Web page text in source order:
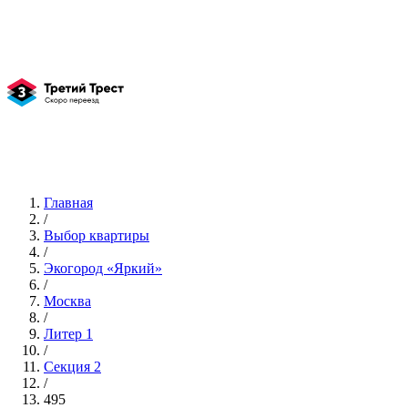
Главная
/
Выбор квартиры
/
Экогород «Яркий»
/
Москва
/
Литер 1
/
Секция 2
/
495